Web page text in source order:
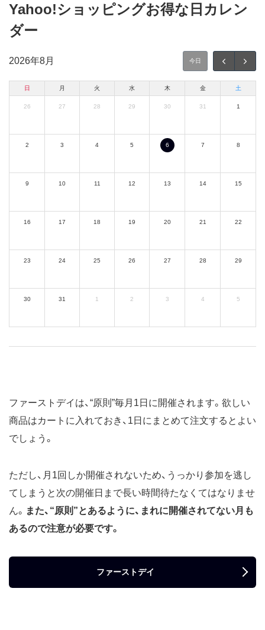
Yahoo!ショッピングお得な日カレン
ダー
2026年8月 今日
日 月 火 水 木 金 土
26 27 28 29 30 31 1
2 3 4 5 6 7 8
9 10 11 12 13 14 15
16 17 18 19 20 21 22
23 24 25 26 27 28 29
30 31 1 2 3 4 5
ファーストデイは、“原則”毎月1日に開催されます。欲しい
商品はカートに入れておき、1日にまとめて注文するとよい
でしょう。
ただし、月1回しか開催されないため、うっかり参加を逃し
てしまうと次の開催日まで長い時間待たなくてはなりませ
ん。 また、“原則”とあるように、まれに開催されてない月も
あるので注意が必要です。
ファーストデイ